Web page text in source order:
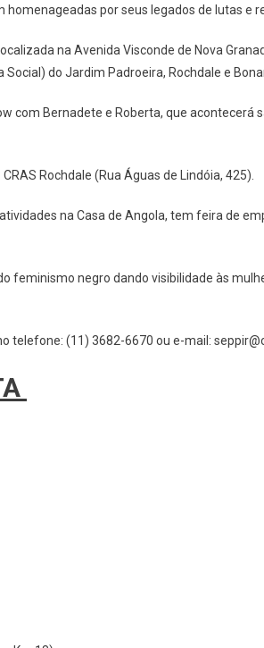
Promoção
Igualdade
Racial
Prefeitura
Realiza
Em
Julho
por seus legados de lutas e
na Avenida Visconde de Nova
do Jardim Padroeira, Rochdale e
com Bernadete e Roberta, que acontecerá
Rochdale (Rua Águas de Lindóia, 425).
na Casa de Angola, tem feira de
feminismo negro dando visibilidade às
telefone: (11) 3682-6670 ou e-mail: